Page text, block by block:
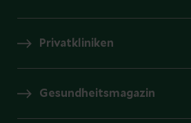
Privatkliniken
Gesundheitsmagazin